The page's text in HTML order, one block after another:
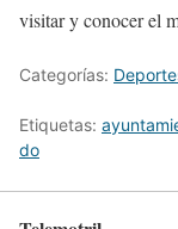
visitar y conocer el
Categorías:
Etiquetas:
do